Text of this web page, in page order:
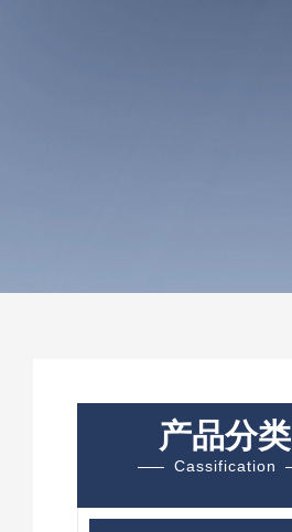
产品分类
Cassification